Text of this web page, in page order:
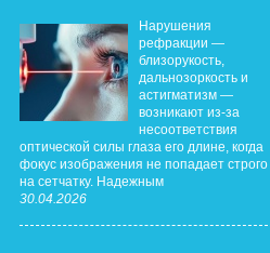
Нарушения
рефракции —
близорукость,
дальнозоркость и
астигматизм —
возникают из-за
несоответствия
оптической силы глаза его длине, когда
фокус изображения не попадает строго
на сетчатку. Надежным
30.04.2026